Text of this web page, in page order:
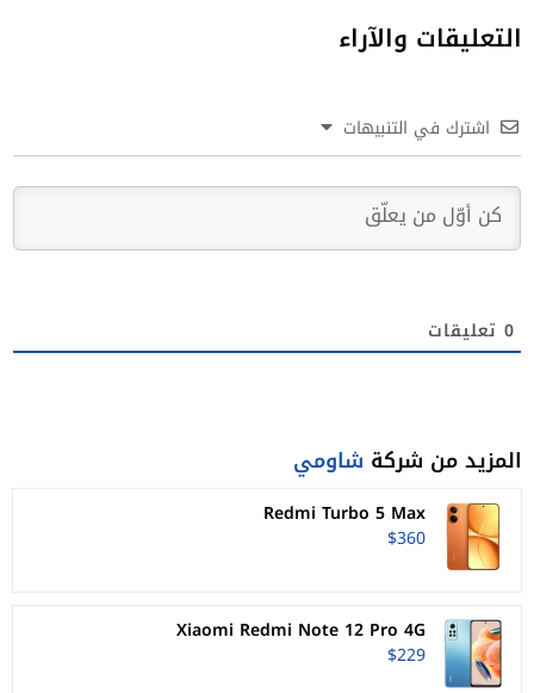
التعليقات والآراء
اشترك في التنبيهات
0 تعليقات
المزيد من شركة شاومي
Redmi Turbo 5 Max
$360
Xiaomi Redmi Note 12 Pro 4G
$229